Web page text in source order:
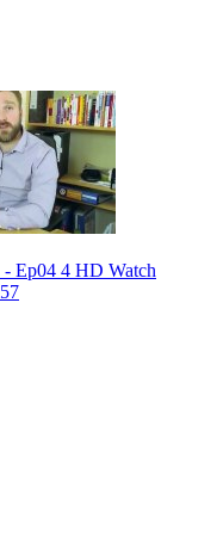
Ep04 4 HD Watch